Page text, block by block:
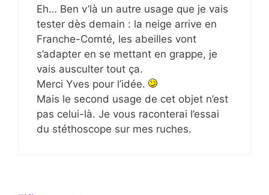
Eh… Ben v’là un autre usage que je vais
tester dès demain : la neige arrive en
Franche-Comté, les abeilles vont
s’adapter en se mettant en grappe, je
vais ausculter tout ça.
Merci Yves pour l’idée.
Mais le second usage de cet objet n’est
pas celui-là. Je vous raconterai l’essai
du stéthoscope sur mes ruches.